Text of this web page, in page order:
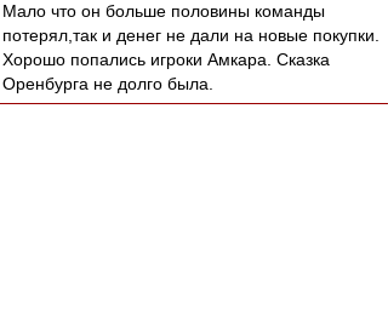
Мало что он больше половины команды
потерял,так и денег не дали на новые покупки.
Хорошо попались игроки Амкара. Сказка
Оренбурга не долго была.